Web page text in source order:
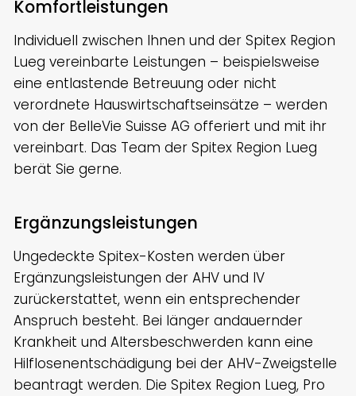
Komfortleistungen
Individuell zwischen Ihnen und der Spitex Region
Lueg vereinbarte Leistungen – beispielsweise
eine entlastende Betreuung oder nicht
verordnete Hauswirtschaftseinsätze – werden
von der BelleVie Suisse AG offeriert und mit ihr
vereinbart. Das Team der Spitex Region Lueg
berät Sie gerne.
Ergänzungsleistungen
Ungedeckte Spitex-Kosten werden über
Ergänzungsleistungen der AHV und IV
zurückerstattet, wenn ein entsprechender
Anspruch besteht. Bei länger andauernder
Krankheit und Altersbeschwerden kann eine
Hilflosenentschädigung bei der AHV-Zweigstelle
beantragt werden. Die Spitex Region Lueg, Pro